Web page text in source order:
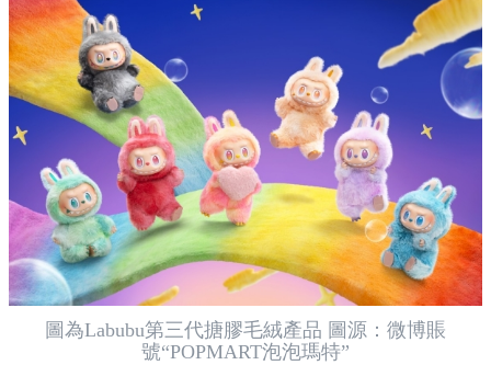
圖為Labubu第三代搪膠毛絨產品 圖源：微博賬
號“POPMART泡泡瑪特”